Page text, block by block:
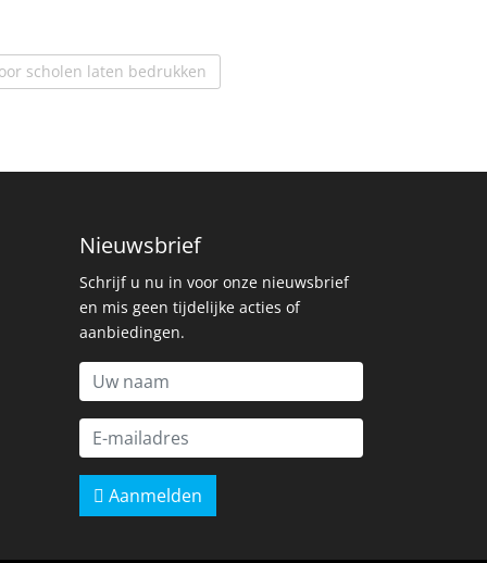
scholen laten bedrukken
Nieuwsbrief
Schrijf u nu in voor onze nieuwsbrief
en mis geen tijdelijke acties of
aanbiedingen.
Aanmelden